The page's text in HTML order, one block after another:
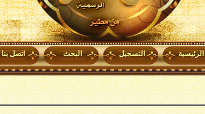
الرئيسية التسجيل البحث اتصل بنا